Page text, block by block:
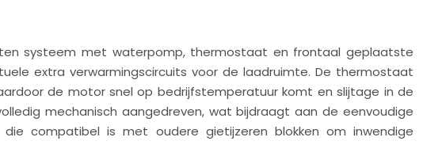
systeem met waterpomp, thermostaat en frontaal geplaatste
extra verwarmingscircuits voor de laadruimte. De thermostaat
de motor snel op bedrijfstemperatuur komt en slijtage in de
mechanisch aangedreven, wat bijdraagt aan de eenvoudige
compatibel is met oudere gietijzeren blokken om inwendige